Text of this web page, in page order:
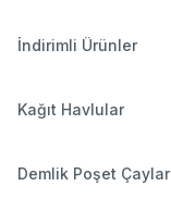
İndirimli Ürünler
Kağıt Havlular
Demlik Poşet Çaylar